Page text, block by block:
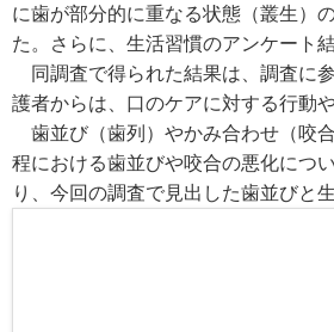
に歯が部分的に重なる状態（叢生）
た。さらに、生活習慣のアンケート
同調査で得られた結果は、調査に
護者からは、口のケアに対する行動
歯並び（歯列）やかみ合わせ（咬
程における歯並びや咬合の悪化につ
り、今回の調査で見出した歯並びと